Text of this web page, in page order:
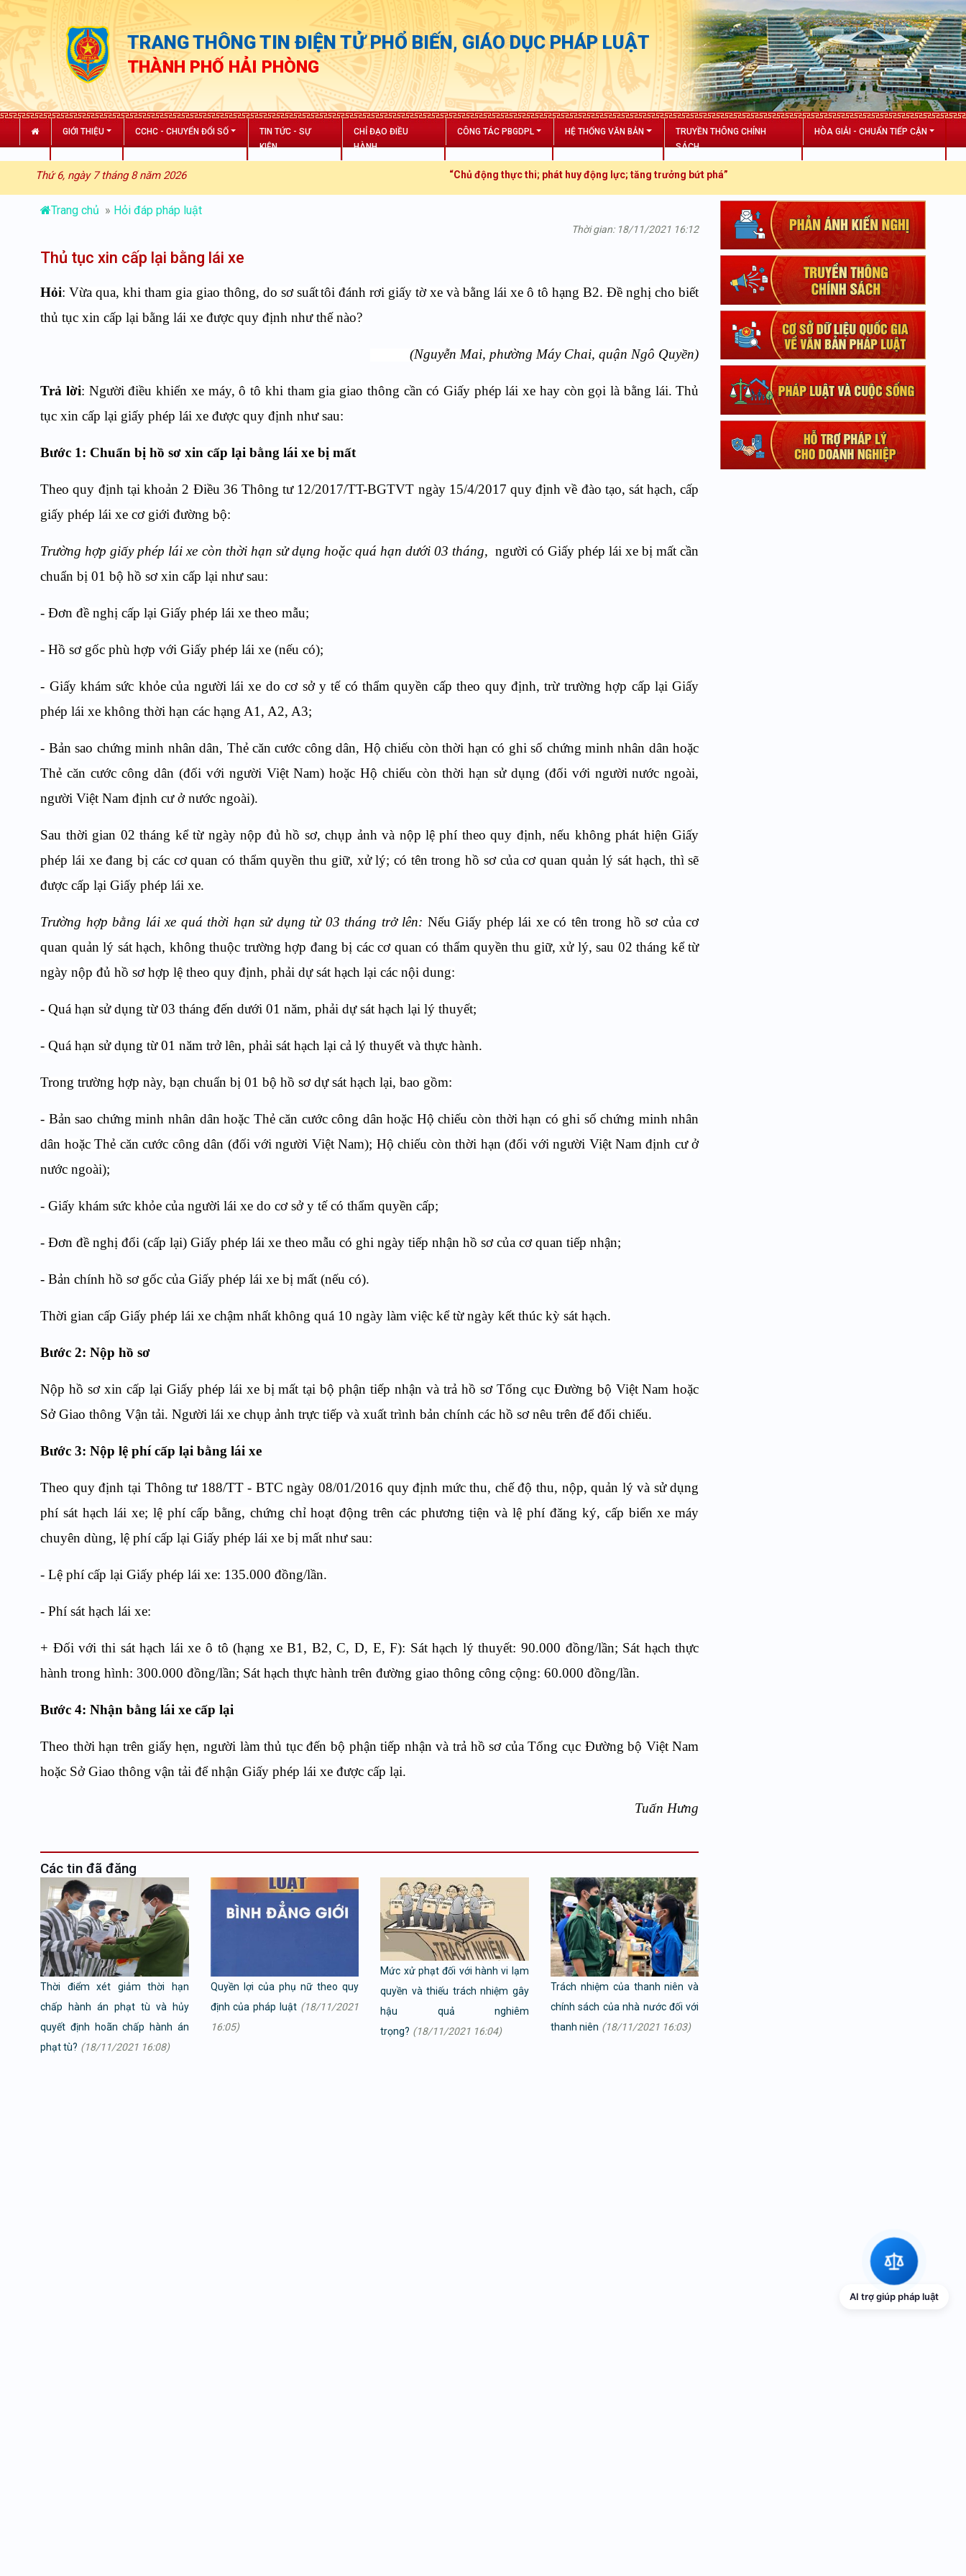
TRANG THÔNG TIN ĐIỆN TỬ PHỔ BIẾN, GIÁO DỤC PHÁP LUẬT
THÀNH PHỐ HẢI PHÒNG
GIỚI THIỆU CCHC - CHUYỂN ĐỔI SỐ
TIN TỨC - SỰ
KIỆN
CHỈ ĐẠO ĐIỀU
HÀNH
CÔNG TÁC PBGDPL HỆ THỐNG VĂN BẢN
TRUYỀN THÔNG CHÍNH
SÁCH
HÒA GIẢI - CHUẨN TIẾP CẬN
Thứ 6, ngày 7 tháng 8 năm 2026 “Chủ động thực thi; phát huy động lực; tăng trưởng bứt phá”
Trang chủ » Hỏi đáp pháp luật
Thời gian: 18/11/2021 16:12
Thủ tục xin cấp lại bằng lái xe
Hỏi: Vừa qua, khi tham gia giao thông, do sơ suấttôi đánh rơi giấy tờ xe và bằng lái xe ô tô hạng B2. Đề nghị cho biết
thủ tục xin cấp lại bằng lái xe được quy định như thế nào?
(Nguyễn Mai, phường Máy Chai, quận Ngô Quyền)
Trả lời: Người điều khiển xe máy, ô tô khi tham gia giao thông cần có Giấy phép lái xe hay còn gọi là bằng lái. Thủ
tục xin cấp lại giấy phép lái xe được quy định như sau:
Bước 1: Chuẩn bị hồ sơ xin cấp lại bằng lái xe bị mất
Theo quy định tại khoản 2 Điều 36 Thông tư 12/2017/TT-BGTVT ngày 15/4/2017 quy định về đào tạo, sát hạch, cấp
giấy phép lái xe cơ giới đường bộ:
Trường hợp giấy phép lái xe còn thời hạn sử dụng hoặc quá hạn dưới 03 tháng, người có Giấy phép lái xe bị mất cần
chuẩn bị 01 bộ hồ sơ xin cấp lại như sau:
- Đơn đề nghị cấp lại Giấy phép lái xe theo mẫu;
- Hồ sơ gốc phù hợp với Giấy phép lái xe (nếu có);
- Giấy khám sức khỏe của người lái xe do cơ sở y tế có thẩm quyền cấp theo quy định, trừ trường hợp cấp lại Giấy
phép lái xe không thời hạn các hạng A1, A2, A3;
- Bản sao chứng minh nhân dân, Thẻ căn cước công dân, Hộ chiếu còn thời hạn có ghi số chứng minh nhân dân hoặc
Thẻ căn cước công dân (đối với người Việt Nam) hoặc Hộ chiếu còn thời hạn sử dụng (đối với người nước ngoài,
người Việt Nam định cư ở nước ngoài).
Sau thời gian 02 tháng kể từ ngày nộp đủ hồ sơ, chụp ảnh và nộp lệ phí theo quy định, nếu không phát hiện Giấy
phép lái xe đang bị các cơ quan có thẩm quyền thu giữ, xử lý; có tên trong hồ sơ của cơ quan quản lý sát hạch, thì sẽ
được cấp lại Giấy phép lái xe.
Trường hợp bằng lái xe quá thời hạn sử dụng từ 03 tháng trở lên: Nếu Giấy phép lái xe có tên trong hồ sơ của cơ
quan quản lý sát hạch, không thuộc trường hợp đang bị các cơ quan có thẩm quyền thu giữ, xử lý, sau 02 tháng kể từ
ngày nộp đủ hồ sơ hợp lệ theo quy định, phải dự sát hạch lại các nội dung:
- Quá hạn sử dụng từ 03 tháng đến dưới 01 năm, phải dự sát hạch lại lý thuyết;
- Quá hạn sử dụng từ 01 năm trở lên, phải sát hạch lại cả lý thuyết và thực hành.
Trong trường hợp này, bạn chuẩn bị 01 bộ hồ sơ dự sát hạch lại, bao gồm:
- Bản sao chứng minh nhân dân hoặc Thẻ căn cước công dân hoặc Hộ chiếu còn thời hạn có ghi số chứng minh nhân
dân hoặc Thẻ căn cước công dân (đối với người Việt Nam); Hộ chiếu còn thời hạn (đối với người Việt Nam định cư ở
nước ngoài);
- Giấy khám sức khỏe của người lái xe do cơ sở y tế có thẩm quyền cấp;
- Đơn đề nghị đổi (cấp lại) Giấy phép lái xe theo mẫu có ghi ngày tiếp nhận hồ sơ của cơ quan tiếp nhận;
- Bản chính hồ sơ gốc của Giấy phép lái xe bị mất (nếu có).
Thời gian cấp Giấy phép lái xe chậm nhất không quá 10 ngày làm việc kể từ ngày kết thúc kỳ sát hạch.
Bước 2: Nộp hồ sơ
Nộp hồ sơ xin cấp lại Giấy phép lái xe bị mất tại bộ phận tiếp nhận và trả hồ sơ Tổng cục Đường bộ Việt Nam hoặc
Sở Giao thông Vận tải. Người lái xe chụp ảnh trực tiếp và xuất trình bản chính các hồ sơ nêu trên để đối chiếu.
Bước 3: Nộp lệ phí cấp lại bằng lái xe
Theo quy định tại Thông tư 188/TT - BTC ngày 08/01/2016 quy định mức thu, chế độ thu, nộp, quản lý và sử dụng
phí sát hạch lái xe; lệ phí cấp bằng, chứng chỉ hoạt động trên các phương tiện và lệ phí đăng ký, cấp biển xe máy
chuyên dùng, lệ phí cấp lại Giấy phép lái xe bị mất như sau:
- Lệ phí cấp lại Giấy phép lái xe: 135.000 đồng/lần.
- Phí sát hạch lái xe:
+ Đối với thi sát hạch lái xe ô tô (hạng xe B1, B2, C, D, E, F): Sát hạch lý thuyết: 90.000 đồng/lần; Sát hạch thực
hành trong hình: 300.000 đồng/lần; Sát hạch thực hành trên đường giao thông công cộng: 60.000 đồng/lần.
Bước 4: Nhận bằng lái xe cấp lại
Theo thời hạn trên giấy hẹn, người làm thủ tục đến bộ phận tiếp nhận và trả hồ sơ của Tổng cục Đường bộ Việt Nam
hoặc Sở Giao thông vận tải để nhận Giấy phép lái xe được cấp lại.
Tuấn Hưng
Các tin đã đăng
Thời điểm xét giảm thời hạn
chấp hành án phạt tù và hủy
quyết định hoãn chấp hành án
phạt tù? (18/11/2021 16:08)
Quyền lợi của phụ nữ theo quy
định của pháp luật (18/11/2021
16:05)
Mức xử phạt đối với hành vi lạm
quyền và thiếu trách nhiệm gây
hậu quả nghiêm
trọng? (18/11/2021 16:04)
Trách nhiệm của thanh niên và
chính sách của nhà nước đối với
thanh niên (18/11/2021 16:03)
AI trợ giúp pháp luật